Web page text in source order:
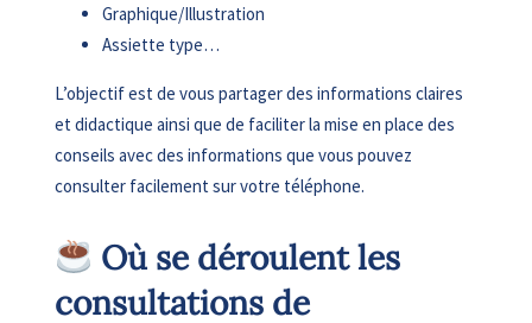
Graphique/Illustration
Assiette type…
L’objectif est de vous partager des informations claires
et didactique ainsi que de faciliter la mise en place des
conseils avec des informations que vous pouvez
consulter facilement sur votre téléphone.
Où se déroulent les
consultations de